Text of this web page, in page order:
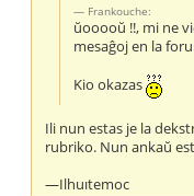
Frankouche:
ŭooooŭ !!, mi ne
mesaĝoj en la
Kio okazas
Ili nun estas je la
rubriko. Nun ankaŭ
—Ilhuıtemoc